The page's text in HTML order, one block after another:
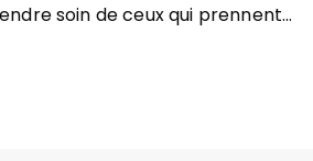
soin de ceux qui prennent…